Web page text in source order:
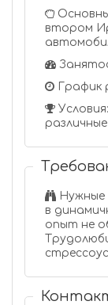
втором
График
Нужные
в
опыт не